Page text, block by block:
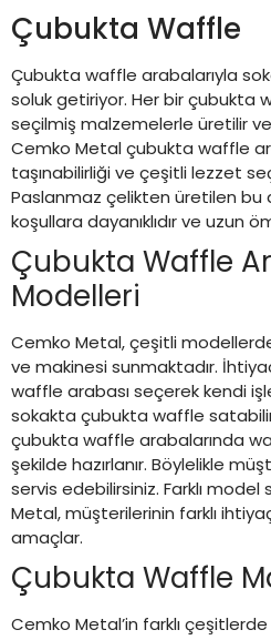
Çubukta Waffle
Çubukta waffle arabalarıyla
soluk getiriyor. Her bir çubukta
seçilmiş malzemelerle üretilir
Cemko Metal çubukta waffle
taşınabilirliği ve çeşitli lezzet
Paslanmaz çelikten üretilen bu
koşullara dayanıklıdır ve uzun
Çubukta Waffle
Modelleri
Cemko Metal, çeşitli
ve makinesi sunmaktadır.
waffle arabası seçerek kendi
sokakta çubukta waffle
çubukta waffle arabalarında
şekilde hazırlanır. Böylelikle
servis edebilirsiniz. Farklı
Metal, müşterilerinin farklı
amaçlar.
Çubukta Waffle
Cemko Metal’in farklı